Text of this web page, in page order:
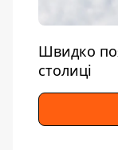
Швидко
столиці